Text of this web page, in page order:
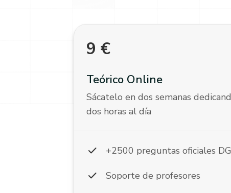
9 €
Teórico Online
Sácatelo en dos semanas
dos horas al día
check +2500 preguntas oficiales
check Soporte de profesores